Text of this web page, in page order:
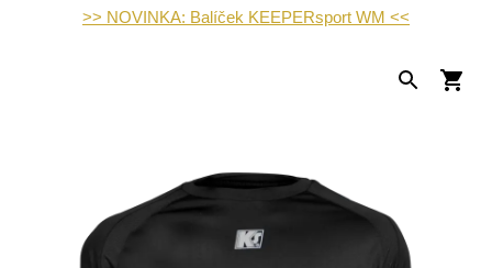
>> NOVINKA: Balíček KEEPERsport WM <<